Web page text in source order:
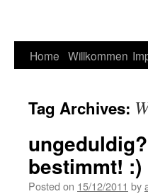
Skip
content
Home Willkommen
Tag Archives:
bestimmt! :)
Posted on 15/12/2011 by